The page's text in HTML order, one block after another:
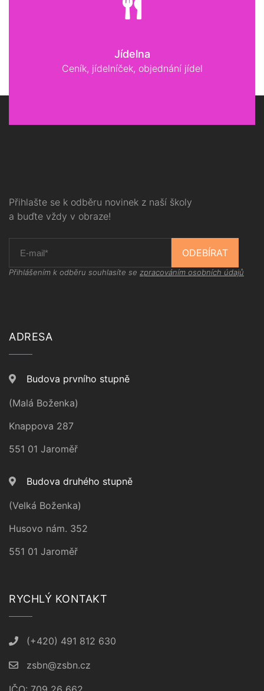
Jídelna
Ceník, jídelníček, objednání jídel
Přihlašte se k odběru novinek z naší školy
a buďte vždy v obraze!
ODEBÍRAT
Přihlášením k odběru souhlasíte se zpracováním osobních údajů
ADRESA
Budova prvního stupně
(Malá Boženka)
Knappova 287
551 01 Jaroměř
Budova druhého stupně
(Velká Boženka)
Husovo nám. 352
551 01 Jaroměř
RYCHLÝ KONTAKT
(+420) 491 812 630
zsbn@zsbn.cz